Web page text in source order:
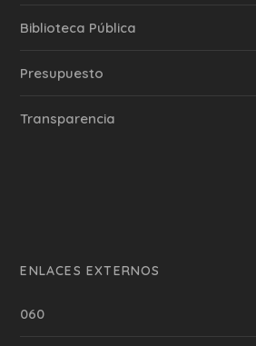
Biblioteca Pública
Presupuesto
Transparencia
ENLACES EXTERNOS
060